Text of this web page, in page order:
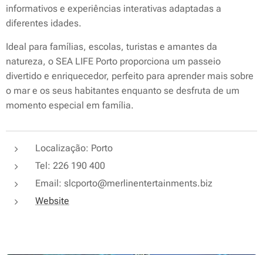
informativos e experiências interativas adaptadas a
diferentes idades.
Ideal para famílias, escolas, turistas e amantes da
natureza, o SEA LIFE Porto proporciona um passeio
divertido e enriquecedor, perfeito para aprender mais sobre
o mar e os seus habitantes enquanto se desfruta de um
momento especial em família.
Localização: Porto
Tel: 226 190 400
Email: slcporto@merlinentertainments.biz
Website